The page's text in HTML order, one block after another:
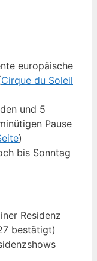
europäische
Cirque du Soleil
und 5
Pause
)
bis Sonntag
Residenz
bestätigt)